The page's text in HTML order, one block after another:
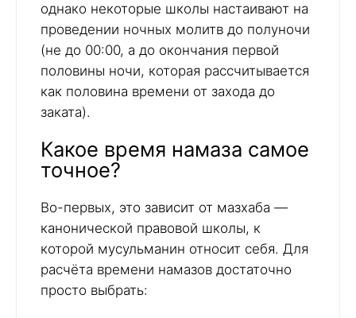
однако некоторые школы настаивают на
проведении ночных молитв до полуночи
(не до 00:00, а до окончания первой
половины ночи, которая рассчитывается
как половина времени от захода до
заката).
Какое время намаза самое
точное?
Во-первых, это зависит от мазхаба —
канонической правовой школы, к
которой мусульманин относит себя. Для
расчёта времени намазов достаточно
просто выбрать: